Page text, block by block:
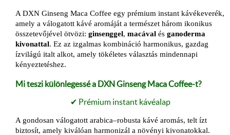
A DXN Ginseng Maca Coffee egy prémium instant kávékeverék,
amely a válogatott kávé aromáját a természet három ikonikus
összetevőjével ötvözi: ginsenggel, macával és ganoderma
kivonattal. Ez az izgalmas kombináció harmonikus, gazdag
ízvilágú italt alkot, amely tökéletes választás mindennapi
kényeztetéshez.
Mi teszi különlegessé a DXN Ginseng Maca Coffee-t?
✔ Prémium instant kávéalap
A gondosan válogatott arabica–robusta kávé aromás, telt ízt
biztosít, amely kiválóan harmonizál a növényi kivonatokkal.